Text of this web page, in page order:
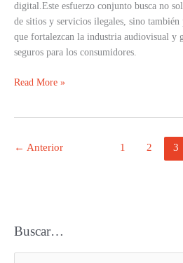
digital.Este esfuerzo conjunto busca no
de sitios y servicios ilegales, sino
que fortalezcan la industria audiovisual y
seguros para los consumidores.
Read More »
← Anterior 1 2 3
Buscar…